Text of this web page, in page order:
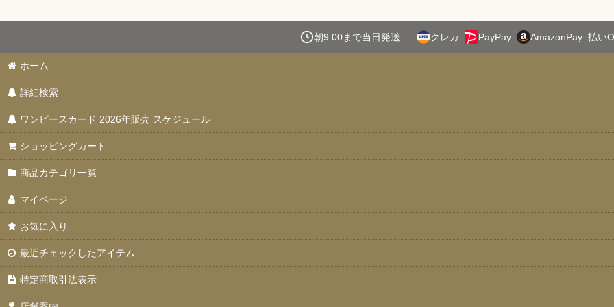
朝9:00まで当日発送 クレカ PayPay AmazonPay 払い
ホーム
詳細検索
ワンピースカード 2026年販売 スケジュール
ショッピングカート
商品カテゴリ一覧
マイページ
お気に入り
最近チェックしたアイテム
特定商取引法表示